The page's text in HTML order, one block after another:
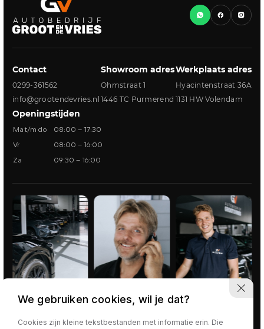
Contact
0299-361562
info@grootendevries.nl
Showroom adres
Ohmstraat 1
1446 TC Purmerend
Werkplaats adres
Hyacintenstraat 36A
1131 HW Volendam
Openingstijden
Ma t/m do 08:00 – 17:30
Vr 08:00 – 16:00
Za 09:30 – 16:00
We gebruiken cookies, wil je dat?
Cookies zijn kleine tekstbestanden met informatie erin. Die